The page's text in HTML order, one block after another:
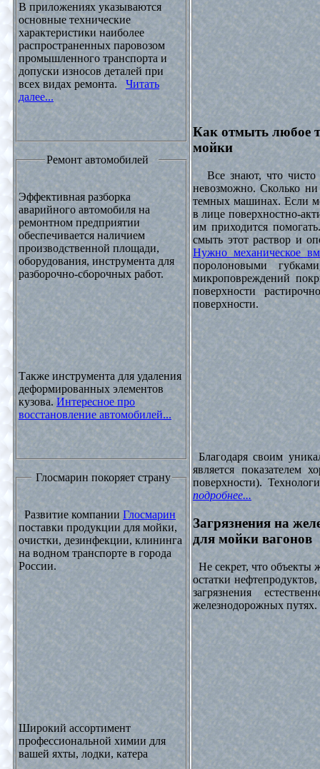
В приложениях указываются
основные технические
характеристики наиболее
распространенных паровозом
промышленного транспорта и
допуски износов деталей при
всех видах ремонта. Читать
далее...
Ремонт автомобилей
Эффективная разборка
аварийного автомобиля на
ремонтном предприятии
обеспечивается наличием
производственной площади,
оборудования, инструмента для
разборочно-сборочных работ.
Также инструмента для удаления
деформированных элементов
кузова.Интересное про
восстановление автомобилей...
Глосмарин покоряет страну
Развитие компании Глосмарин
поставки продукции для мойки,
очистки, дезинфекции, клининга
на водном транспорте в города
России.
Широкий ассортимент
профессиональной химии для
вашей яхты, лодки, катера
Как отмыть любое
мойки
Все знают, что чисто
невозможно. Сколько
темных машинах. Если
в лице поверхностно-
им приходится
смыть этот раствор и
Нужно механическое
поролоновыми
микроповреждений
поверхности
поверхности.
Благодаря своим
является показателем
поверхности).
подробнее...
Загрязнения на
для мойки вагонов
Не секрет, что объекты
остатки нефтепродуктов,
загрязнения
железнодорожных путях.